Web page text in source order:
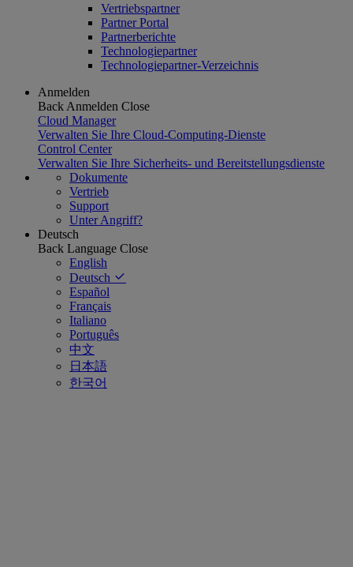
Vertriebspartner
Partner Portal
Partnerberichte
Technologiepartner
Technologiepartner-Verzeichnis
Anmelden
Back Anmelden Close
Cloud Manager
Verwalten Sie Ihre Cloud-Computing-Dienste
Control Center
Verwalten Sie Ihre Sicherheits- und Bereitstellungsdienste
Dokumente
Vertrieb
Support
Unter Angriff?
Deutsch
Back Language Close
English
Deutsch
Español
Français
Italiano
Português
中文
日本語
한국어